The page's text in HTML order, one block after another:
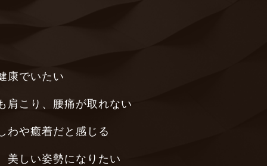
康でいたい
肩こり、腰痛が取れない
わや癒着だと感じる
美しい姿勢になりたい